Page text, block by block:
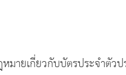
มายเกี่ยวกับบัตรประจำตัว